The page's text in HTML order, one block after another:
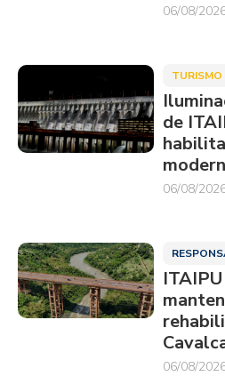
06/08/
TURISMO
de
06/08/
06/08/